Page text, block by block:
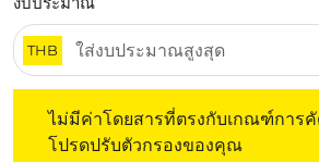
THB
ไม่มีค่าโดยสารที่ตรงกับเกณฑ์การ
โปรดปรับตัวกรองของคุณ